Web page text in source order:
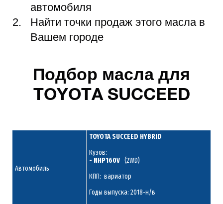
автомобиля
Найти точки продаж этого масла в
Вашем городе
Подбор масла для
TOYOTA SUCCEED
Автомобиль
TOYOTA SUCCEED HYBRID
Кузов:
- NHP160V (2WD)
КПП: вариатор
Годы выпуска: 2018-н/в